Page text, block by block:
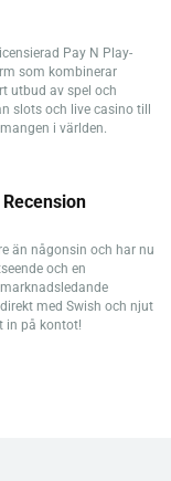
Pay N Play-
som kombinerar
utbud av spel och
slots och live casino till
i världen.
än någonsin och har nu
och en
med Swish och njut
in på kontot!